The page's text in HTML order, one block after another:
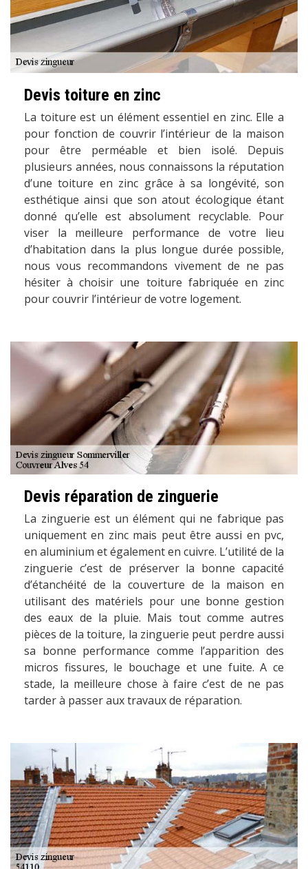
Devis toiture en zinc
La toiture est un élément essentiel en zinc. Elle a
pour fonction de couvrir l’intérieur de la maison
pour être perméable et bien isolé. Depuis
plusieurs années, nous connaissons la réputation
d’une toiture en zinc grâce à sa longévité, son
esthétique ainsi que son atout écologique étant
donné qu’elle est absolument recyclable. Pour
viser la meilleure performance de votre lieu
d’habitation dans la plus longue durée possible,
nous vous recommandons vivement de ne pas
hésiter à choisir une toiture fabriquée en zinc
pour couvrir l’intérieur de votre logement.
Devis réparation de zinguerie
La zinguerie est un élément qui ne fabrique pas
uniquement en zinc mais peut être aussi en pvc,
en aluminium et également en cuivre. L’utilité de la
zinguerie c’est de préserver la bonne capacité
d’étanchéité de la couverture de la maison en
utilisant des matériels pour une bonne gestion
des eaux de la pluie. Mais tout comme autres
pièces de la toiture, la zinguerie peut perdre aussi
sa bonne performance comme l’apparition des
micros fissures, le bouchage et une fuite. A ce
stade, la meilleure chose à faire c’est de ne pas
tarder à passer aux travaux de réparation.